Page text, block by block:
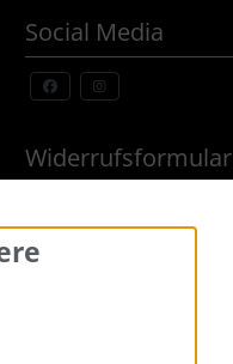
Social Media
Widerrufsformular